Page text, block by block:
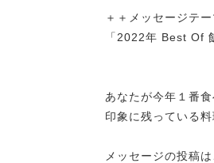
＋＋メッセージテー
「2022年 Best Of
あなたが今年１番
印象に残っている
メッセージの投稿は